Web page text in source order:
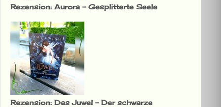
Rezension: Aurora – Gesplitterte Seele
Rezension: Das Juwel – Der schwarze